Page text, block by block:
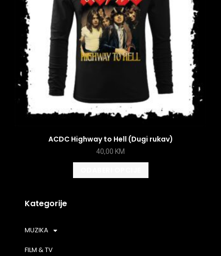
Kategorije
MUZIKA
FILM & TV
ACDC Highway to Hell (Dugi rukav)
40,00 KM